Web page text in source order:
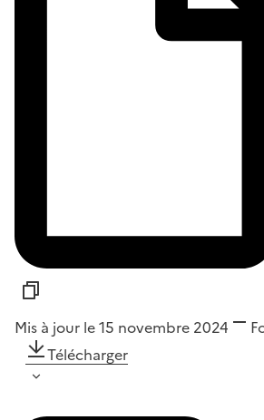
Mis à jour le 15 novembre 2024
Télécharger